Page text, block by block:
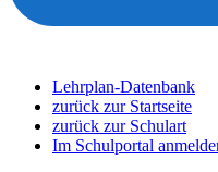
Lehrplan-Datenbank
zurück zur Startseite
zurück zur Schulart
Im Schulportal